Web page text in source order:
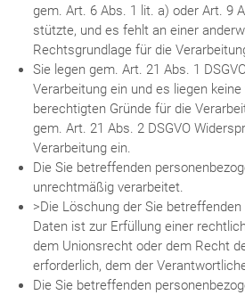
gem. Art. 6 Abs. 1 lit. a) oder Art. 9
stützte, und es fehlt an einer
Rechtsgrundlage für die
Sie legen gem. Art. 21 Abs. 1
Verarbeitung ein und es liegen keine
berechtigten Gründe für die
gem. Art. 21 Abs. 2 DSGVO
Verarbeitung ein.
Die Sie betreffenden
unrechtmäßig verarbeitet.
>Die Löschung der Sie
Daten ist zur Erfüllung einer
dem Unionsrecht oder dem Recht
erforderlich, dem der
Die Sie betreffenden